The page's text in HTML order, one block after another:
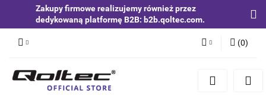
Zakupy firmowe realizujemy również przez
dedykowaną platformę B2B: b2b.qoltec.com.
Zaloguj się
(0)